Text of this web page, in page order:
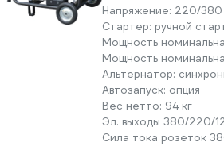
Напряжение: 220/380
Стартер: ручной
Мощность
Мощность
Альтернатор:
Автозапуск: опция
Вес нетто: 94 кг
Эл. выходы 380/220/
Сила тока розеток